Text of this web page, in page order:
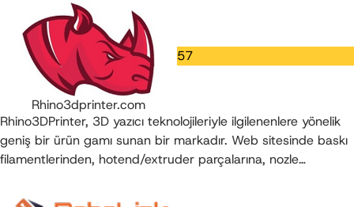
komponentler ile Arduino/Raspberry Pi uyumlu geliştirme
kartları ve modüller, sensörler, kablo ve bağlantı elemanları,
güç ürünleri ile hobi-robotik ekipmanları ve ölçüm-el aletleri
gibi ürünler sunmaktadır.
Rhino3dprinter.com
57
Rhino3DPrinter, 3D yazıcı teknolojileriyle ilgilenenlere yönelik
geniş bir ürün gamı sunan bir markadır. Web sitesinde baskı
filamentlerinden, hotend/extruder parçalarına, nozle
bileşenlere kadar pek çok teknik ekipman yer almaktadır.